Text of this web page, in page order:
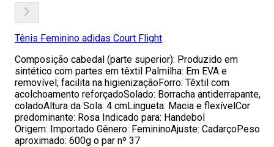
Tênis Feminino adidas Court Flight
Composição cabedal (parte superior): Produzido em
sintético com partes em têxtil Palmilha: Em EVA e
removível; facilita na higienizaçãoForro: Têxtil com
acolchoamento reforçadoSolado: Borracha antiderrapante,
coladoAltura da Sola: 4 cmLingueta: Macia e flexívelCor
predominante: Rosa Indicado para: Handebol
Origem: Importado Gênero: FemininoAjuste: CadarçoPeso
aproximado: 600g o par nº 37